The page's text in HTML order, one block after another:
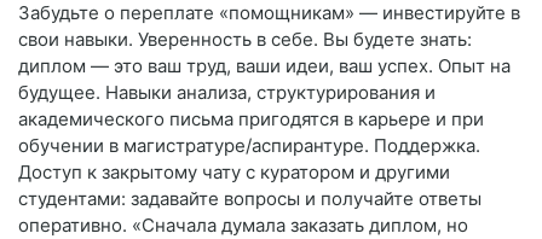
Забудьте о переплате «помощникам» — инвестируйте в
свои навыки. Уверенность в себе. Вы будете знать:
диплом — это ваш труд, ваши идеи, ваш успех. Опыт на
будущее. Навыки анализа, структурирования и
академического письма пригодятся в карьере и при
обучении в магистратуре/аспирантуре. Поддержка.
Доступ к закрытому чату с куратором и другими
студентами: задавайте вопросы и получайте ответы
оперативно. «Сначала думала заказать диплом, но